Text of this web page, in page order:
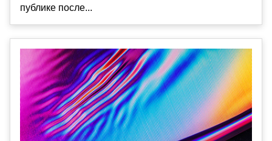
публике после...